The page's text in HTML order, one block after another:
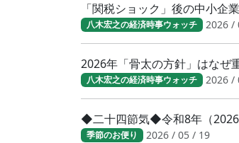
「関税ショック」後の中小企
八木宏之の経済時事ウォッチ 2026 /
2026年「骨太の方針」はなぜ
八木宏之の経済時事ウォッチ 2026 /
◆二十四節気◆令和8年（
季節のお便り 2026 / 05 / 19